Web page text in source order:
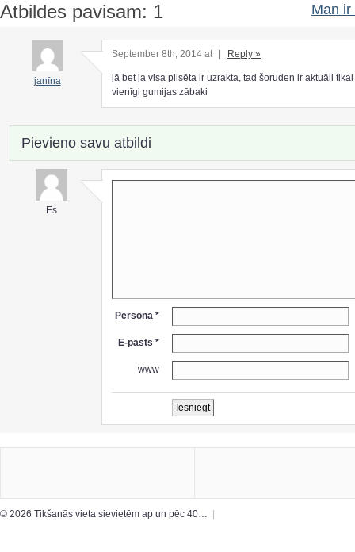
Atbildes pavisam: 1 Man ir
janīna
September 8th, 2014 at Reply »
jā bet ja visa pilsēta ir uzrakta, tad šoruden ir aktuāli
vienīgi gumijas zābaki
Pievieno savu atbildi
Es
Persona *
E-pasts *
www
© 2026 Tikšanās vieta sievietēm ap un pēc 40… |